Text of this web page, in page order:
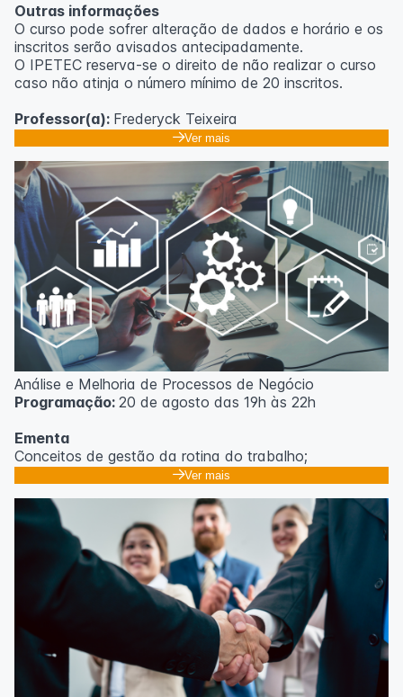
Outras informações
O curso pode sofrer alteração de dados e horário e os
inscritos serão avisados ​​antecipadamente.
O IPETEC reserva-se o direito de não realizar o curso
caso não atinja o número mínimo de 20 inscritos.
Professor(a): Frederyck Teixeira
Ver mais
Análise e Melhoria de Processos de Negócio
Programação: 20 de agosto das 19h às 22h
Ementa
Conceitos de gestão da rotina do trabalho;
Promoção de mudanças através do 5S;
resultados;
Método PDCA de gestão;
Técnicas de padronização do trabalho.
Metodologia
100% da carga horária do curso são realizadas com
aulas ao vivo.
As aulas podem ser assistidas por computador, celular
Ver mais